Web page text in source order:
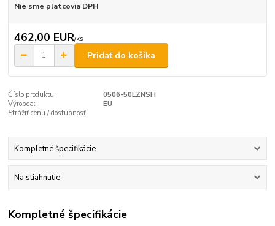
Nie sme platcovia DPH
462,00 EUR/ks
Pridať do košíka
Číslo produktu:
0506-50LZNSH
Výrobca:
EU
Strážiť cenu / dostupnosť
Kompletné špecifikácie
Na stiahnutie
Kompletné špecifikácie